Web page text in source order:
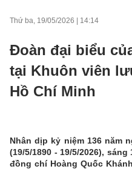
Thứ ba, 19/05/2026 14:14
Đoàn đại biểu
tại Khuôn viên
Hồ Chí Minh
Nhân dịp kỷ niệm 136 năm
(19/5/1890 - 19/5/2026),
đồng chí Hoàng Quốc